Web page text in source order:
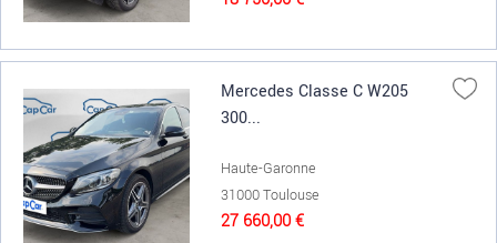
Mercedes Classe C W205
300...
Haute-Garonne
31000 Toulouse
27 660,00 €